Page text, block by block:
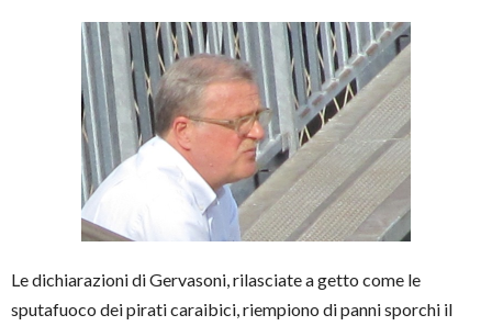
Le dichiarazioni di Gervasoni, rilasciate a getto come le
sputafuoco dei pirati caraibici, riempiono di panni sporchi il